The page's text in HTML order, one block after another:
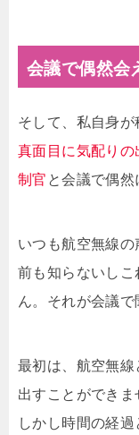
会議で偶然会
そして、私自身が
真面目に気配り
制官 と会議で偶然
いつも航空無線
前も知らないし
ん。それが会議で
最初は、航空無
出すことができま
しかし時間の経